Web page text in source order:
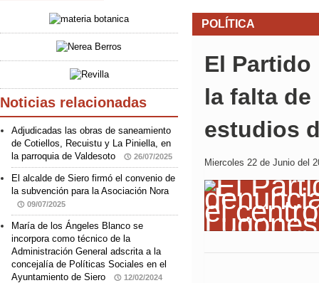
POLÍTICA
El
la falta
estudios
Miercoles 22 de Junio del
Noticias relacionadas
Adjudicadas las obras de saneamiento
de Cotiellos, Recuistu y La Piniella, en
la parroquia de Valdesoto
26/07/2025
El alcalde de Siero firmó el convenio de
la subvención para la Asociación Nora
09/07/2025
María de los Ángeles Blanco se
incorpora como técnico de la
Administración General adscrita a la
concejalía de Políticas Sociales en el
Ayuntamiento de Siero
12/02/2024